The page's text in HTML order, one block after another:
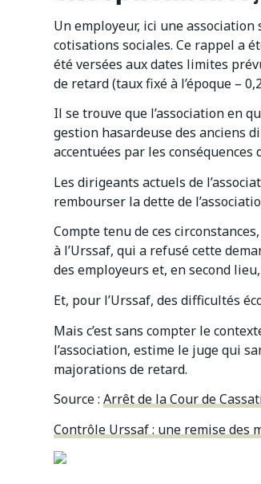
Un employeur, ici une association
cotisations sociales. Ce rappel a
été versées aux dates limites
de retard (taux fixé à l’époque –
Il se trouve que l’association en
gestion hasardeuse des anciens
accentuées par les conséquences
Les dirigeants actuels de
rembourser la dette de
Compte tenu de ces
à l’Urssaf, qui a refusé cette
des employeurs et, en second
Et, pour l’Urssaf, des difficultés
Mais c’est sans compter le
l’association, estime le juge qui
majorations de retard.
Source : Arrêt de la Cour de
Contrôle Urssaf : une remise des